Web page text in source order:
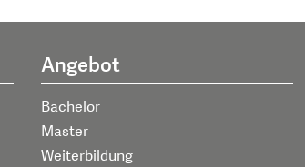
Angebot
Bachelor
Master
Weiterbildung